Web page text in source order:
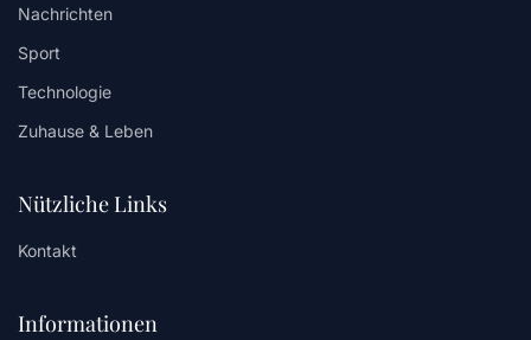
Nachrichten
Sport
Technologie
Zuhause & Leben
Nützliche Links
Kontakt
Informationen